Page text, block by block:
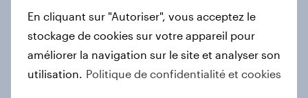
pour la durabilité» et de la
modification de la loi fédérale sur le
service civil?
Article
En cliquant sur "Autoriser", vous acceptez le
stockage de cookies sur votre appareil pour
améliorer la navigation sur le site et analyser son
utilisation. Politique de confidentialité et cookies